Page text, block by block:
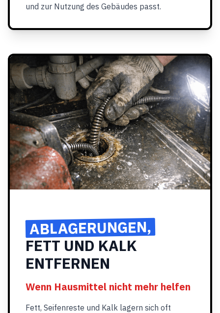
und zur Nutzung des Gebäudes passt.
ABLAGERUNGEN,
FETT UND KALK
ENTFERNEN
Wenn Hausmittel nicht mehr helfen
Fett, Seifenreste und Kalk lagern sich oft